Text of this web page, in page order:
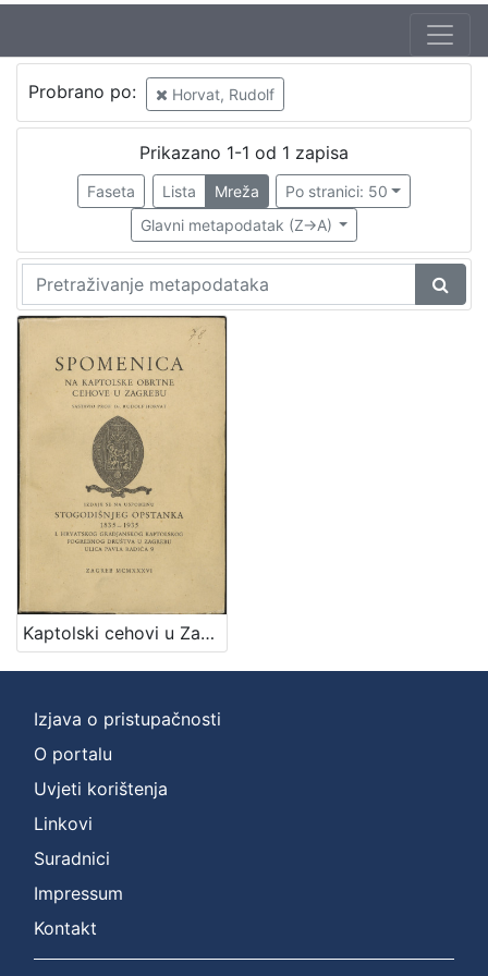
Probrano po: Horvat, Rudolf
Prikazano 1-1 od 1 zapisa
Faseta Lista Mreža
Po stranici: 50
Glavni metapodatak (Z->A)
Kaptolski cehovi u Zagrebu / napisao Rudolf Horvat
Izjava o pristupačnosti
O portalu
Uvjeti korištenja
Linkovi
Suradnici
Impressum
Kontakt